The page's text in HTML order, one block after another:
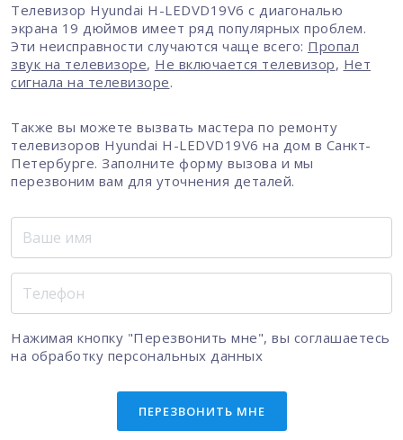
Телевизор Hyundai H-LEDVD19V6 с диагональю
экрана 19 дюймов имеет ряд популярных проблем.
Эти неисправности случаются чаще всего: Пропал
звук на телевизоре, Не включается телевизор, Нет
сигнала на телевизоре.
Также вы можете вызвать мастера по ремонту
телевизоров Hyundai H-LEDVD19V6 на дом в Санкт-
Петербурге. Заполните форму вызова и мы
перезвоним вам для уточнения деталей.
Нажимая кнопку "Перезвонить мне", вы соглашаетесь
на обработку персональных данных
ПЕРЕЗВОНИТЬ МНЕ